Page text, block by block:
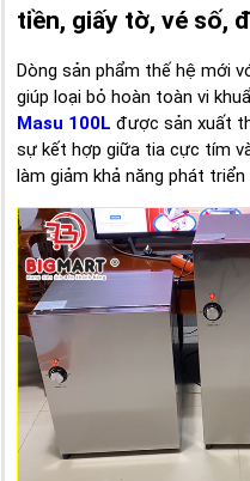
tiền, giấy tờ, vé số,
Dòng sản phẩm thế hệ mới
giúp loại bỏ hoàn toàn vi
Masu 100L được sản xuất
sự kết hợp giữa tia cực tím
làm giảm khả năng phát triển